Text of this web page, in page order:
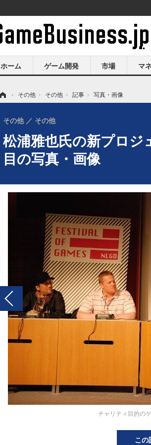
ホーム ゲーム開発 市場 マ
› その他 › その他 › 記事 › 写真・画像
松浦雅也氏の新プロジ
目の写真・画像
その他 その他
チャリティ目的の
この